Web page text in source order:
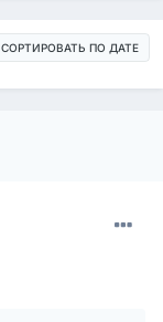
СОРТИРОВАТЬ ПО ДАТЕ